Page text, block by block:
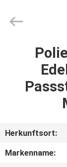
HAUS
UNS
Herkunftsort:
Markenname: